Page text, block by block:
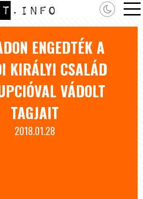
ENGEDTÉK A
KIRÁLYI CSALÁD
VÁDOLT
TAGJAIT
2018.01.28